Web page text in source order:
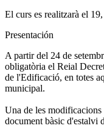
El curs es realitzarà el
Presentación
A partir del 24 de
obligatòria el Reial
de l'Edificació, en totes
municipal.
Una de les modificacions
document bàsic d'estalvi